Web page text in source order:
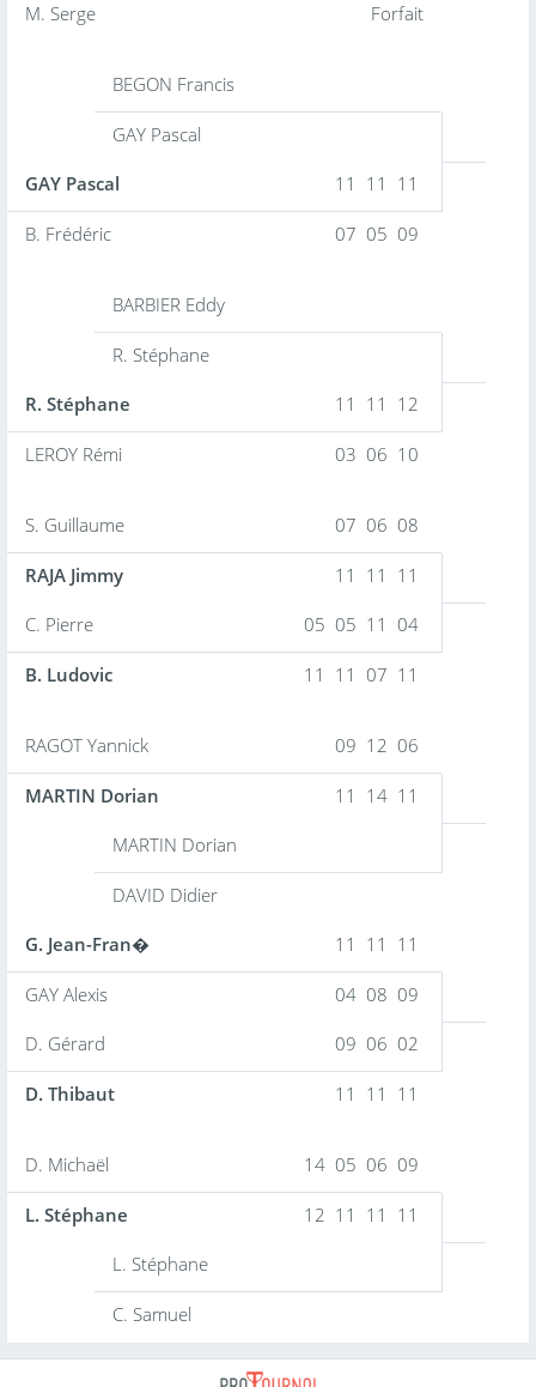
M. Serge Forfait
BEGON Francis
GAY Pascal
GAY Pascal 11 11 11
B. Frédéric 07 05 09
BARBIER Eddy
R. Stéphane
R. Stéphane 11 11 12
LEROY Rémi 03 06 10
S. Guillaume 07 06 08
RAJA Jimmy 11 11 11
C. Pierre 05 05 11 04
B. Ludovic 11 11 07 11
RAGOT Yannick 09 12 06
MARTIN Dorian 11 14 11
MARTIN Dorian
DAVID Didier
G. Jean-Fran� 11 11 11
GAY Alexis 04 08 09
D. Gérard 09 06 02
D. Thibaut 11 11 11
D. Michaël 14 05 06 09
L. Stéphane 12 11 11 11
L. Stéphane
C. Samuel